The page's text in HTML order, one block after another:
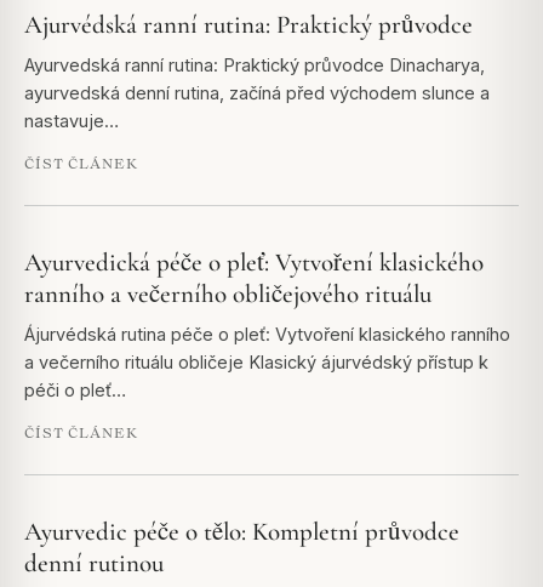
Ajurvédská ranní rutina: Praktický průvodce
Ayurvedská ranní rutina: Praktický průvodce Dinacharya,
ayurvedská denní rutina, začíná před východem slunce a
nastavuje…
ČÍST ČLÁNEK
Ayurvedická péče o pleť: Vytvoření klasického
ranního a večerního obličejového rituálu
Ájurvédská rutina péče o pleť: Vytvoření klasického ranního
a večerního rituálu obličeje Klasický ájurvédský přístup k
péči o pleť…
ČÍST ČLÁNEK
Ayurvedic péče o tělo: Kompletní průvodce
denní rutinou